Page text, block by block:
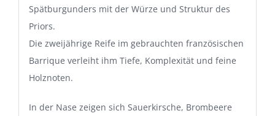
Spätburgunders mit der Würze und Struktur des
Priors.
Die zweijährige Reife im gebrauchten französischen
Barrique verleiht ihm Tiefe, Komplexität und feine
Holznoten.
In der Nase zeigen sich Sauerkirsche, Brombeere